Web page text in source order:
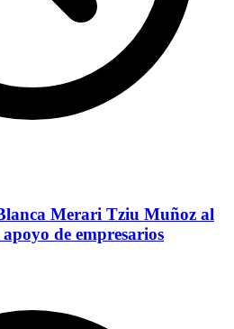
Merari Tziu Muñoz al
de empresarios